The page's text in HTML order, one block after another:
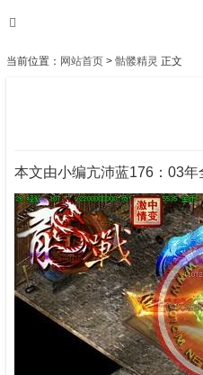
当前位置： 网站首页 > 骷髅精灵 正文
本文由小编亢沛蓝176：03